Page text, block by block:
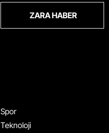
ZARA HABER
Spor
Teknoloji